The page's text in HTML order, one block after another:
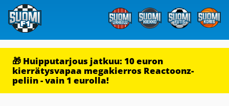
🎁 Huipputarjous jatkuu: 10 euron
kierrätysvapaa megakierros Reactoonz-
peliin - vain 1 eurolla!